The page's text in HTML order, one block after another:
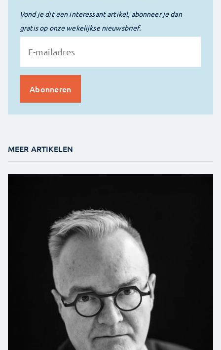
Vond je dit een interessant artikel, abonneer je dan
gratis op onze wekelijkse nieuwsbrief.
MEER ARTIKELEN